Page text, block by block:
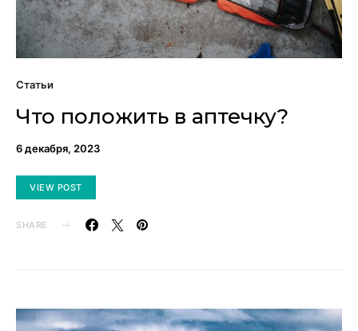
Статьи
Что положить в аптечку?
6 декабря, 2023
VIEW POST
SHARE